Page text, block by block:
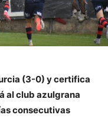
(3-0) y certifica
al club azulgrana
consecutivas